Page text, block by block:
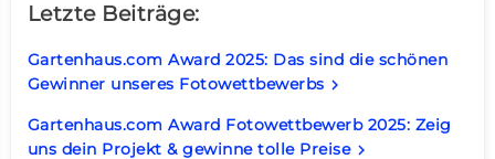
Letzte Beiträge:
Gartenhaus.com Award 2025: Das sind die schönen
Gewinner unseres Fotowettbewerbs keyboard_arrow_right
Gartenhaus.com Award Fotowettbewerb 2025: Zeig
uns dein Projekt & gewinne tolle Preisekeyboard_arrow_right